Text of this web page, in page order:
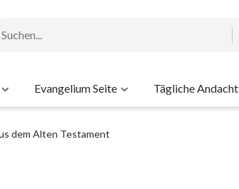
Evangelium Seite Tägliche Andacht
dem Alten Testament